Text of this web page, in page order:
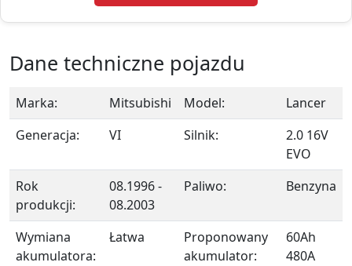
Dane techniczne pojazdu
Marka: Mitsubishi Model:
Lancer
Generacja:
VI Silnik:
2.0 16V
EVO
Rok
produkcji:
08.1996 -
08.2003
Paliwo: Benzyna
Wymiana
akumulatora:
Łatwa
Proponowany
akumulator:
60Ah
480A